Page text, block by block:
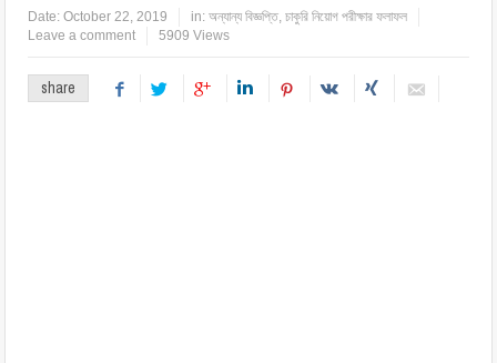
Date:October 22, 2019 in:অন্যান্য বিজ্ঞপ্তি,চাকুরি নিয়োগ পরীক্ষার ফলাফল
Leave a comment
5909 Views
share